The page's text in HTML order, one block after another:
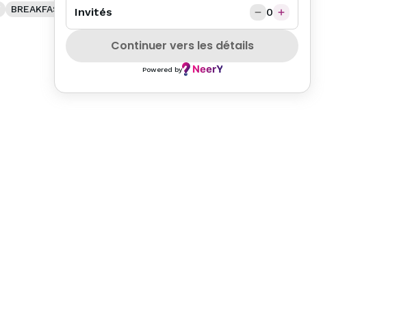
BREAKFAST SALAD
Invités 0
Continuer vers les détails
Powered by